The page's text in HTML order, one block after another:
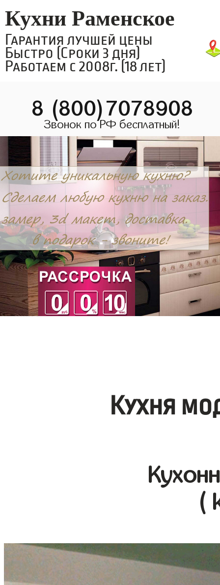
Кухни Раменское
Гарантия лучшей цены
Быстро (Сроки 3 дня)
Работаем с 2008г. (18 лет)
8 (800)7078908
Звонок по РФ бесплатный!
Кухня
(